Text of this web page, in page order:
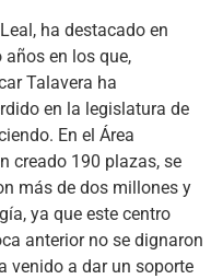
ha destacado en
en los que,
Talavera ha
en la legislatura de
En el Área
creado 190 plazas, se
más de dos millones y
ya que este centro
anterior no se dignaron
venido a dar un soporte